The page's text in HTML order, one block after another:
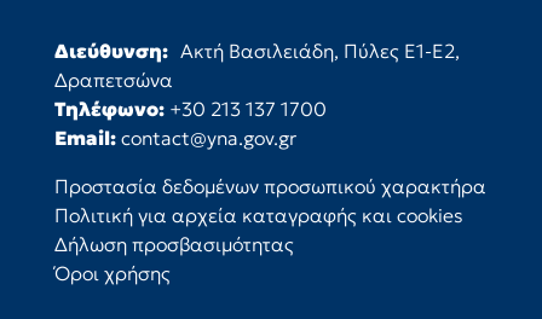
Διεύθυνση: Ακτή Βασιλειάδη, Πύλες Ε1-Ε2,
Δραπετσώνα
Τηλέφωνο: +30 213 137 1700
Email: contact@yna.gov.gr
Προστασία δεδομένων προσωπικού χαρακτήρα
Πολιτική για αρχεία καταγραφής και cookies
Δήλωση προσβασιμότητας
Όροι χρήσης